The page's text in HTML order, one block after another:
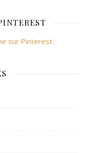
sur Pinterest.